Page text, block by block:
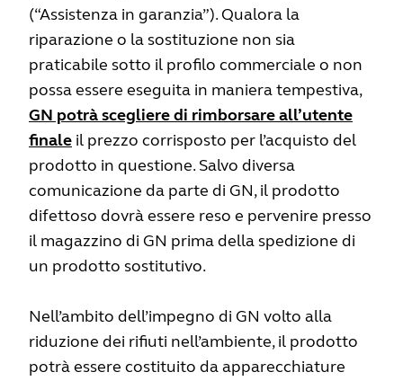
(“Assistenza in garanzia”). Qualora la
riparazione o la sostituzione non sia
praticabile sotto il profilo commerciale o non
possa essere eseguita in maniera tempestiva,
GN potrà scegliere di rimborsare all’utente
finale il prezzo corrisposto per l’acquisto del
prodotto in questione. Salvo diversa
comunicazione da parte di GN, il prodotto
difettoso dovrà essere reso e pervenire presso
il magazzino di GN prima della spedizione di
un prodotto sostitutivo.
Nell’ambito dell’impegno di GN volto alla
riduzione dei rifiuti nell’ambiente, il prodotto
potrà essere costituito da apparecchiature